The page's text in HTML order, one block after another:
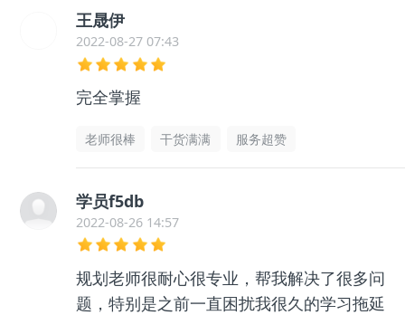
王晟伊
2022-08-27 07:43
完全掌握
老师很棒 干货满满 服务超赞
学员f5db
2022-08-26 14:57
规划老师很耐心很专业，帮我解决了很多问
题，特别是之前一直困扰我很久的学习拖延